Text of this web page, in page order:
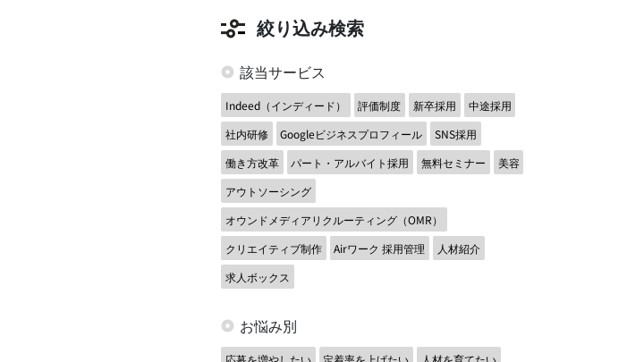
絞り込み検索
該当サービス
Indeed（インディード） 評価制度 新卒採用
中途採用
社内研修
Googleビジネスプロフィール
SNS採用
働き方改革
パート・アルバイト採用 無料セミナー
美容
アウトソーシング
オウンドメディアリクルーティング（OMR）
クリエイティブ制作
Airワーク 採用管理
人材紹介
求人ボックス
お悩み別
応募を増やしたい 定着率を上げたい
人材を育てたい